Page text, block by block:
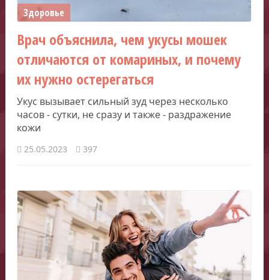
Здоровье
Врач объяснила, чем укусы мошек
отличаются от комариных, и почему
их нужно остерегаться
Укус вызывает сильный зуд через несколько
часов - сутки, не сразу и также - раздражение
кожи
25.05.2023 397